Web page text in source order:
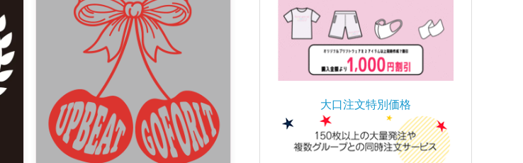
大口注文特別価格